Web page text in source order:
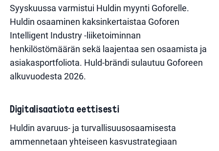
Syyskuussa varmistui Huldin myynti Goforelle.
Huldin osaaminen kaksinkertaistaa Goforen
Intelligent Industry -liiketoiminnan
henkilöstömäärän sekä laajentaa sen osaamista ja
asiakasportfoliota. Huld-brändi sulautuu Goforeen
alkuvuodesta 2026.
Digitalisaatiota eettisesti
Huldin avaruus- ja turvallisuusosaamisesta
ammennetaan yhteiseen kasvustrategiaan